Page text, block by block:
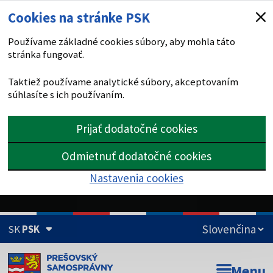
Cookies na stránke PSK
Používame základné cookies súbory, aby mohla táto
stránka fungovať.
Taktiež používame analytické súbory, akceptovaním
súhlasíte s ich používaním.
Prijať dodatočné cookies
Odmietnuť dodatočné cookies
Nastavenia cookies
SKPSK
Doména psk.sk je oficiálna